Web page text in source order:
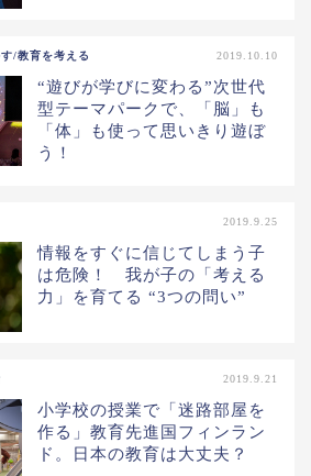
/教育を考える 2019.10.10
“遊びが学びに変わる”次世代
型テーマパークで、「脳」も
「体」も使って思いきり遊ぼ
う！
2019.9.25
情報をすぐに信じてしまう子
は危険！ 我が子の「考える
力」を育てる “3つの問い”
2019.9.21
小学校の授業で「迷路部屋を
作る」教育先進国フィンラン
ド。日本の教育は大丈夫？